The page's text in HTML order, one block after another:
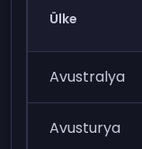
Ülke
Avustralya
Avusturya